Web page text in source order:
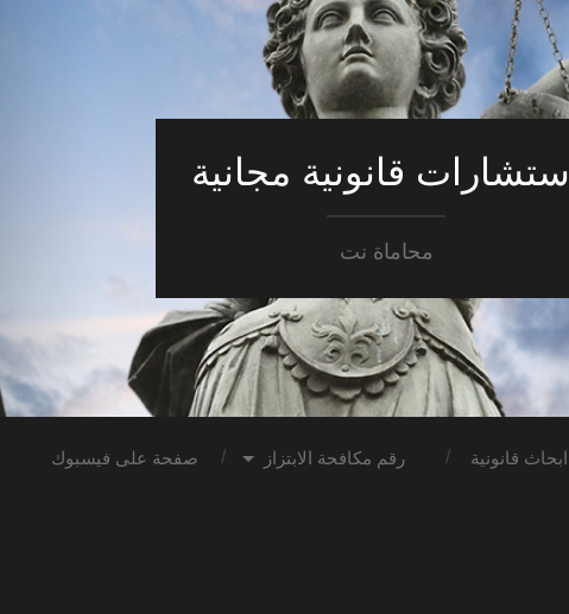
استشارات قانونية مجانية
محاماة نت
ابحاث قانونية رقم مكافحة الابتزاز صفحة على فيسبوك